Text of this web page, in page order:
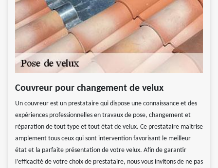
Couvreur pour changement de velux
Un couvreur est un prestataire qui dispose une connaissance et des
expériences professionnelles en travaux de pose, changement et
réparation de tout type et tout état de velux. Ce prestataire maitrise
amplement tous ceux qui sont intervention favorisant le meilleur
état et la parfaite présentation de votre velux. Afin de garantir
l’efficacité de votre choix de prestataire, nous vous invitons de ne pas